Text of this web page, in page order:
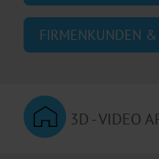
FIRMENKUNDEN
3D - VIDEO